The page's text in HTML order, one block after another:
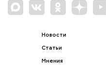
Новости
Статьи
Мнения